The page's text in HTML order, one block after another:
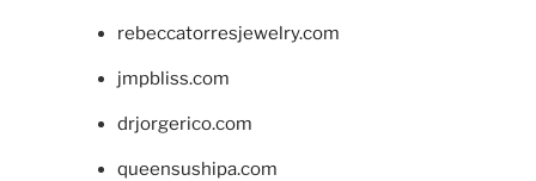
rebeccatorresjewelry.com
jmpbliss.com
drjorgerico.com
queensushipa.com